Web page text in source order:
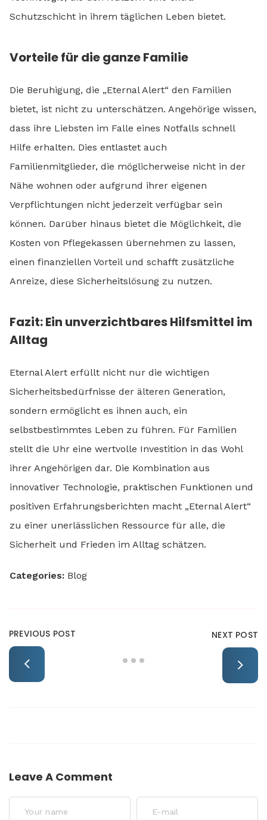
Schutzschicht in ihrem täglichen Leben bietet.
Vorteile für die ganze Familie
Die Beruhigung, die „Eternal Alert“ den Familien
bietet, ist nicht zu unterschätzen. Angehörige wissen,
dass ihre Liebsten im Falle eines Notfalls schnell
Hilfe erhalten. Dies entlastet auch
Familienmitglieder, die möglicherweise nicht in der
Nähe wohnen oder aufgrund ihrer eigenen
Verpflichtungen nicht jederzeit verfügbar sein
können. Darüber hinaus bietet die Möglichkeit, die
Kosten von Pflegekassen übernehmen zu lassen,
einen finanziellen Vorteil und schafft zusätzliche
Anreize, diese Sicherheitslösung zu nutzen.
Fazit: Ein unverzichtbares Hilfsmittel im
Alltag
Eternal Alert erfüllt nicht nur die wichtigen
Sicherheitsbedürfnisse der älteren Generation,
sondern ermöglicht es ihnen auch, ein
selbstbestimmtes Leben zu führen. Für Familien
stellt die Uhr eine wertvolle Investition in das Wohl
ihrer Angehörigen dar. Die Kombination aus
innovativer Technologie, praktischen Funktionen und
positiven Erfahrungsberichten macht „Eternal Alert“
zu einer unerlässlichen Ressource für alle, die
Sicherheit und Frieden im Alltag schätzen.
Categories: Blog
PREVIOUS POST NEXT POST
Leave A Comment